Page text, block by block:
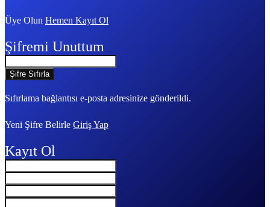
Üye Olun Hemen Kayıt Ol
Şifremi Unuttum
Sıfırlama bağlantısı e-posta adresinize gönderildi.
Yeni Şifre Belirle Giriş Yap
Kayıt Ol